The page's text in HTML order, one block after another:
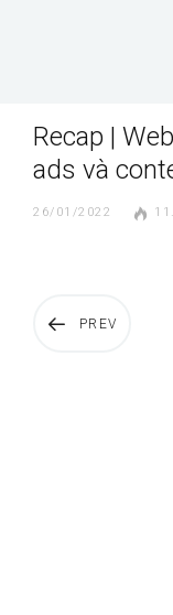
Recap |
ads và
26/01/2022
PREV